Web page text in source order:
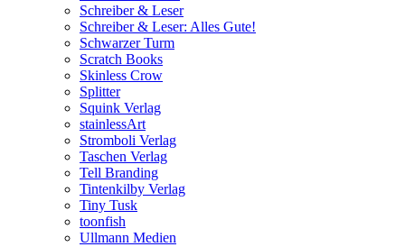
Schreiber & Leser
Schreiber & Leser: Alles Gute!
Schwarzer Turm
Scratch Books
Skinless Crow
Splitter
Squink Verlag
stainlessArt
Stromboli Verlag
Taschen Verlag
Tell Branding
Tintenkilby Verlag
Tiny Tusk
toonfish
Ullmann Medien